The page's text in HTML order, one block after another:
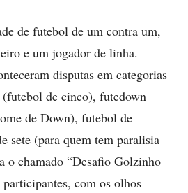
de futebol de um contra um,
e um jogador de linha.
disputas em categorias
de cinco), futedown
de Down), futebol de
sete (para quem tem paralisia
o chamado “Desafio Golzinho
com os olhos